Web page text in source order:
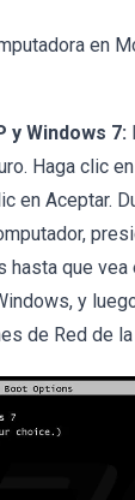
en
y Windows 7:
Haga clic
en Aceptar.
hasta que vea
y
de Red de